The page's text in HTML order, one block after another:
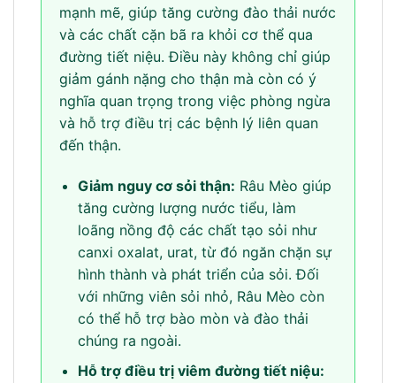
mạnh mẽ, giúp tăng cường đào thải nước
và các chất cặn bã ra khỏi cơ thể qua
đường tiết niệu. Điều này không chỉ giúp
giảm gánh nặng cho thận mà còn có ý
nghĩa quan trọng trong việc phòng ngừa
và hỗ trợ điều trị các bệnh lý liên quan
đến thận.
Giảm nguy cơ sỏi thận: Râu Mèo giúp
tăng cường lượng nước tiểu, làm
loãng nồng độ các chất tạo sỏi như
canxi oxalat, urat, từ đó ngăn chặn sự
hình thành và phát triển của sỏi. Đối
với những viên sỏi nhỏ, Râu Mèo còn
có thể hỗ trợ bào mòn và đào thải
chúng ra ngoài.
Hỗ trợ điều trị viêm đường tiết niệu: